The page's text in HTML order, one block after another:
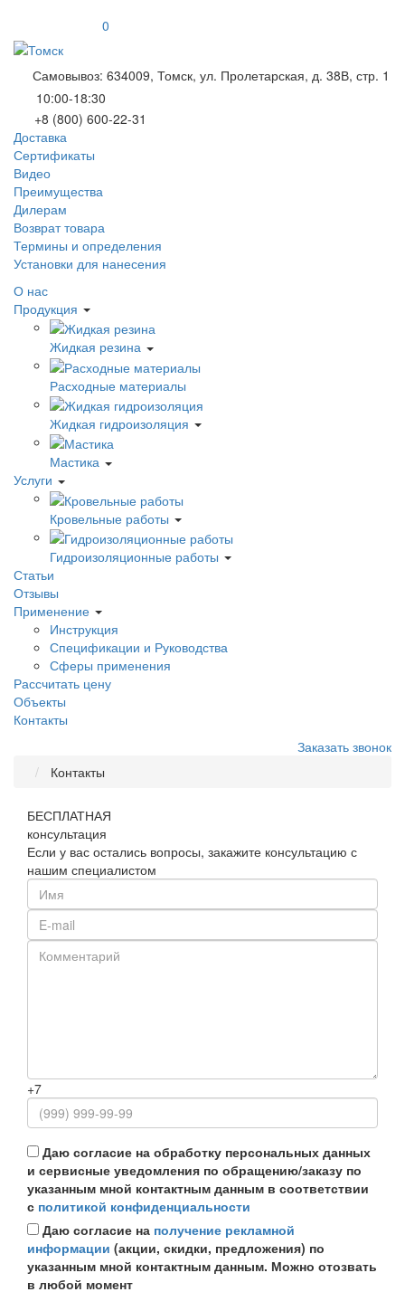
0
Самовывоз: 634009, Томск, ул. Пролетарская, д. 38В, стр. 1
10:00-18:30
+8 (800) 600-22-31
Доставка
Сертификаты
Видео
Преимущества
Дилерам
Возврат товара
Термины и определения
Установки для нанесения
О нас
Продукция
Жидкая резина
Расходные материалы
Жидкая гидроизоляция
Мастика
Услуги
Кровельные работы
Гидроизоляционные работы
Статьи
Отзывы
Применение
Инструкция
Спецификации и Руководства
Сферы применения
Рассчитать цену
Объекты
Контакты
Заказать звонок
Контакты
БЕСПЛАТНАЯ
консультация
Если у вас остались вопросы, закажите консультацию с
нашим специалистом
+7
Даю согласие на обработку персональных данных
и сервисные уведомления по обращению/заказу по
указанным мной контактным данным в соответствии
с политикой конфиденциальности
Даю согласие на получение рекламной
информации (акции, скидки, предложения) по
указанным мной контактным данным. Можно отозвать
в любой момент